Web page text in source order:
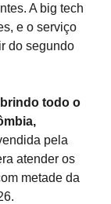
A big tech
e o serviço
do segundo
todo o
pela
atender os
metade da